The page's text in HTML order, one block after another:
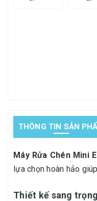
THÔNG TIN SẢN
Máy Rửa Chén Mini
lựa chọn hoàn hảo
Thiết kế sang